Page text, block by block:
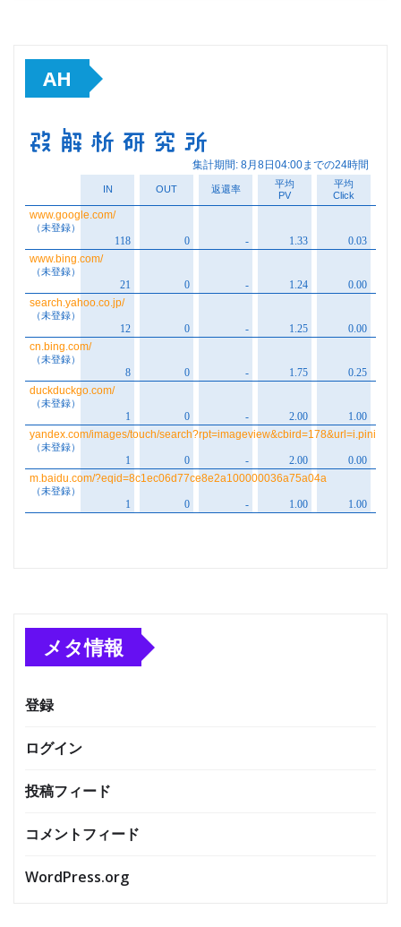
AH
メタ情報
登録
ログイン
投稿フィード
コメントフィード
WordPress.org